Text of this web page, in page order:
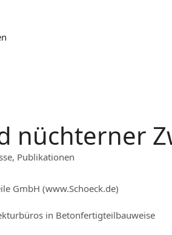
nüchterner
, Publikationen
GmbH (www.Schoeck.de)
in Betonfertigteilbauweise